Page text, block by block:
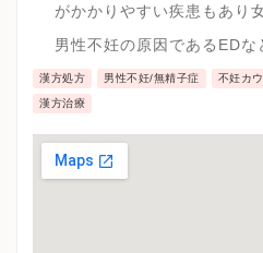
がかかりやすい疾患もあり
まっています。
男性不妊の原因であるEDな
漢方処方 男性不妊/無精子症 不妊カ
漢方治療